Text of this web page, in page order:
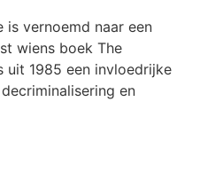
vernoemd naar een
wiens boek The
uit 1985 een invloedrijke
en